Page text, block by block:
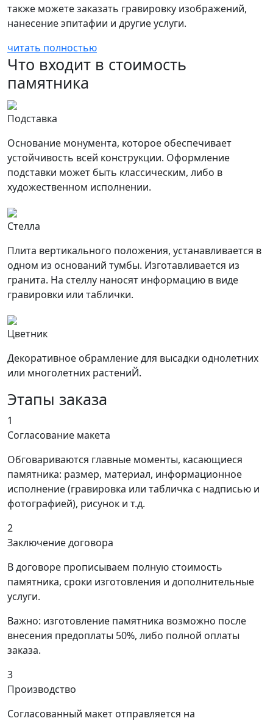
также можете заказать гравировку изображений,
нанесение эпитафии и другие услуги.
читать полностью
Что входит в стоимость
памятника
Подставка
Основание монумента, которое обеспечивает
устойчивость всей конструкции. Оформление
подставки может быть классическим, либо в
художественном исполнении.
Стелла
Плита вертикального положения, устанавливается в
одном из оснований тумбы. Изготавливается из
гранита. На стеллу наносят информацию в виде
гравировки или таблички.
Цветник
Декоративное обрамление для высадки однолетних
или многолетних растениЙ.
Этапы заказа
1
Согласование макета
Обговариваются главные моменты, касающиеся
памятника: размер, материал, информационное
исполнение (гравировка или табличка с надписью и
фотографией), рисунок и т.д.
2
Заключение договора
В договоре прописываем полную стоимость
памятника, сроки изготовления и дополнительные
услуги.
Важно: изготовление памятника возможно после
внесения предоплаты 50%, либо полной оплаты
заказа.
3
Производство
Согласованный макет отправляется на